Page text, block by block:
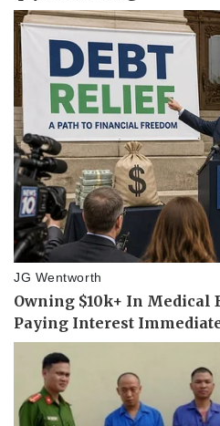
Sức khỏe
Sản phụ khoa
Nhi khoa
Nam khoa
Làm đẹp - giảm cân
Phòng mạch online
Ăn sạch sống khỏe